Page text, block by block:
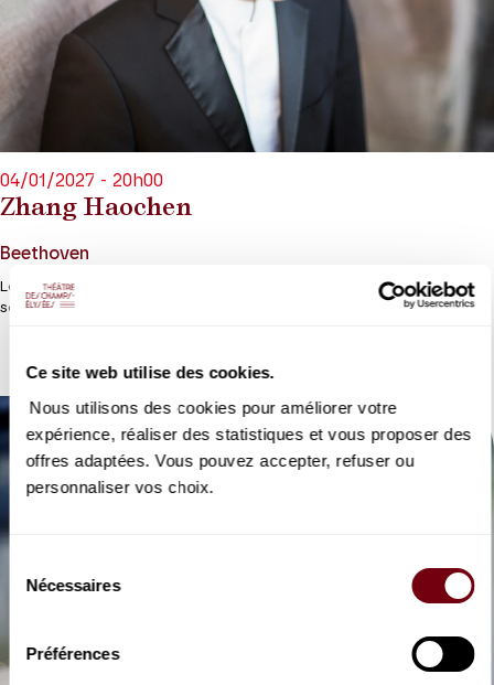
Ce site web utilise des cookies.
Nous utilisons des cookies pour améliorer votre
expérience, réaliser des statistiques et vous proposer des
offres adaptées. Vous pouvez accepter, refuser ou
personnaliser vos choix.
Nécessaires
Préférences
Zhang Haochen
04/01/2027 - 20h00
Beethoven
Le chinois Zhang Haochen face aux impressionnantes ultimes
sonates de Beethoven.